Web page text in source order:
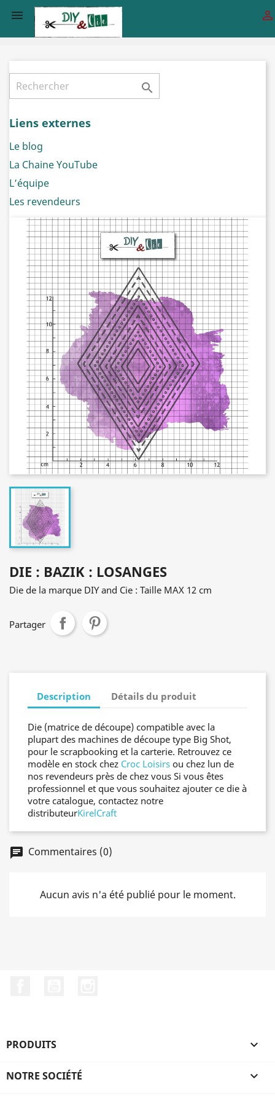
 

Liens externes
Le blog
La Chaine YouTube
L’équipe
Les revendeurs
DIE : BAZIK : LOSANGES
Die de la marque DIY and Cie : Taille MAX 12 cm
Partager
Description Détails du produit
Die (matrice de découpe) compatible avec la
plupart des machines de découpe type Big Shot,
pour le scrapbooking et la carterie. Retrouvez ce
modèle en stock chez Croc Loisirs ou chez lun de
nos revendeurs près de chez vous Si vous êtes
professionnel et que vous souhaitez ajouter ce die à
votre catalogue, contactez notre
distributeurKirelCraft
chat Commentaires (0)
Aucun avis n'a été publié pour le moment.
PRODUITS 
NOTRE SOCIÉTÉ 